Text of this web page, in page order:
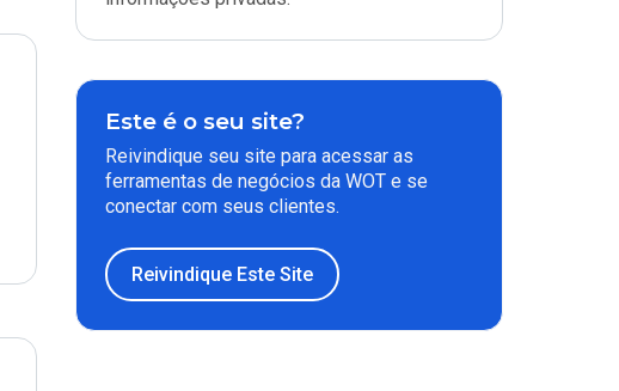
Este é o seu site?
Reivindique seu site para acessar as
ferramentas de negócios da WOT e se
conectar com seus clientes.
Reivindique Este Site